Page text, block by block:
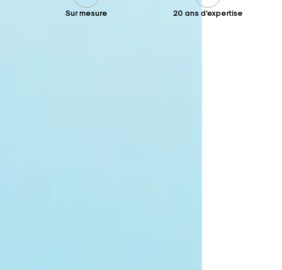
Sur mesure 20 ans d'expertise